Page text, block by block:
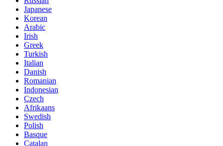
Japanese
Korean
Arabic
Irish
Greek
Turkish
Italian
Danish
Romanian
Indonesian
Czech
Afrikaans
Swedish
Polish
Basque
Catalan